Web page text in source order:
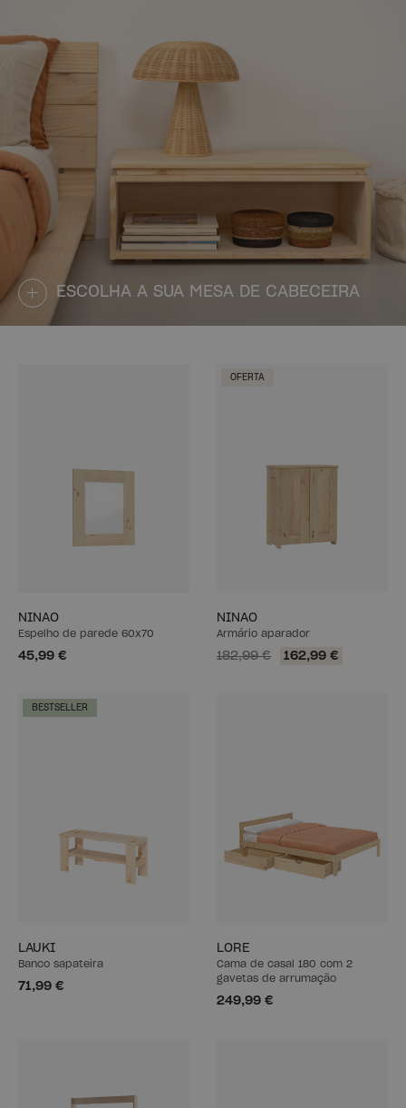
ESCOLHA A SUA MESA DE CABECEIRA
NINAO
Espelho de parede 60x70
45,99 €
OFERTA
NINAO
Armário aparador
182,99 € 162,99 €
BESTSELLER
LAUKI
Banco sapateira
71,99 €
LORE
Cama de casal 180 com 2
gavetas de arrumação
249,99 €